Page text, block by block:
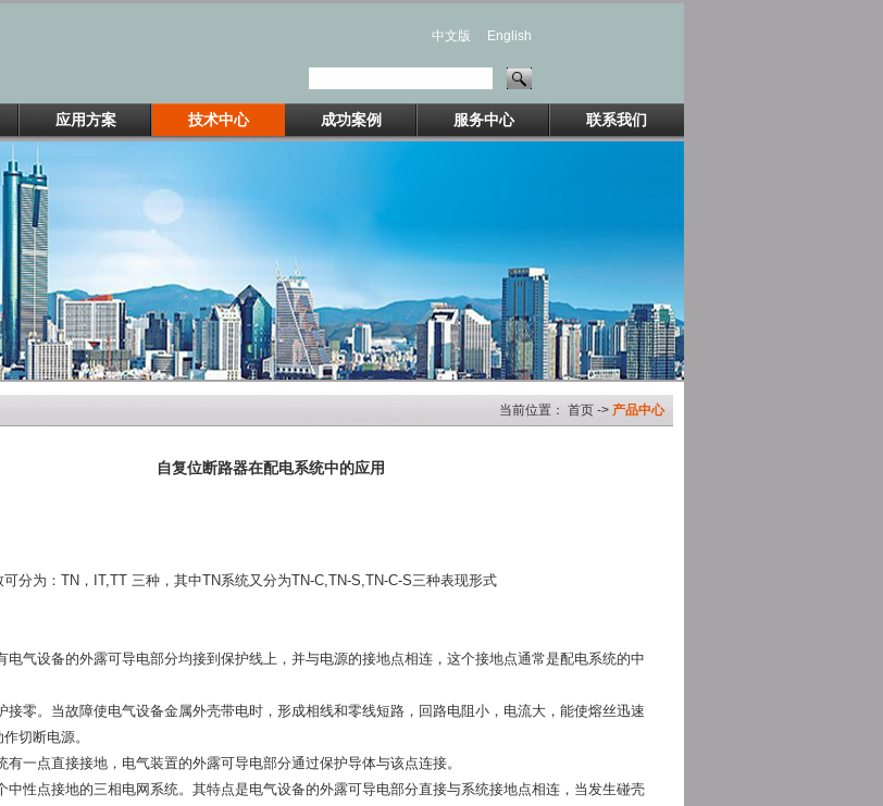
中文版 English
应用方案 技术中心 成功案例 服务中心 联系我们
当前位置： 首页 -> 产品中心
自复位断路器在配电系统中的应用
分为：TN，IT,TT 三种，其中TN系统又分为TN-C,TN-S,TN-C-S三种表现形式
电气设备的外露可导电部分均接到保护线上，并与电源的接地点相连，这个接地点通常是配电系统的中
接零。当故障使电气设备金属外壳带电时，形成相线和零线短路，回路电阻小，电流大，能使熔丝迅速
切断电源。
有一点直接接地，电气装置的外露可导电部分通过保护导体与该点连接。
中性点接地的三相电网系统。其特点是电气设备的外露可导电部分直接与系统接地点相连，当发生碰壳